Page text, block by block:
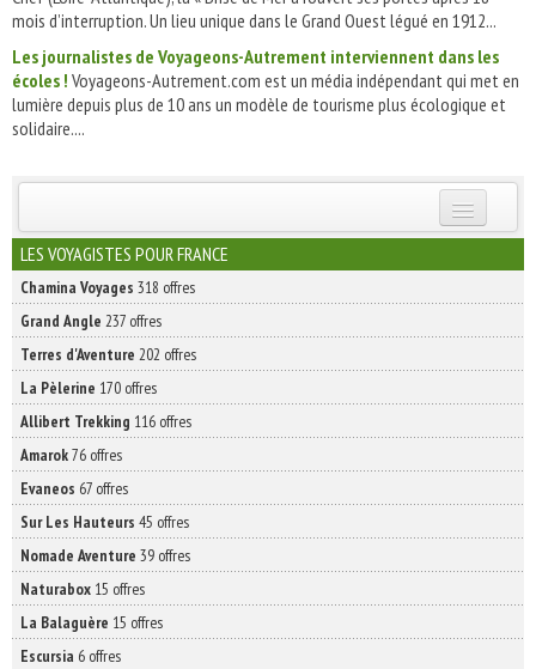
mois d’interruption. Un lieu unique dans le Grand Ouest légué en 1912...
Les journalistes de Voyageons-Autrement interviennent dans les
écoles ! Voyageons-Autrement.com est un média indépendant qui met en
lumière depuis plus de 10 ans un modèle de tourisme plus écologique et
solidaire....
INSCRIVEZ-VOUS | ABONNEZ-VOUS
LES VOYAGISTES POUR FRANCE
Chamina Voyages 318 offres
Grand Angle 237 offres
Terres d'Aventure 202 offres
La Pèlerine 170 offres
Allibert Trekking 116 offres
Amarok76 offres
Evaneos 67 offres
Sur Les Hauteurs 45 offres
Nomade Aventure 39 offres
Naturabox 15 offres
La Balaguère 15 offres
Escursia 6 offres